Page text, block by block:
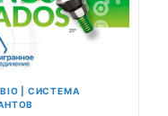
| СИСТЕМА